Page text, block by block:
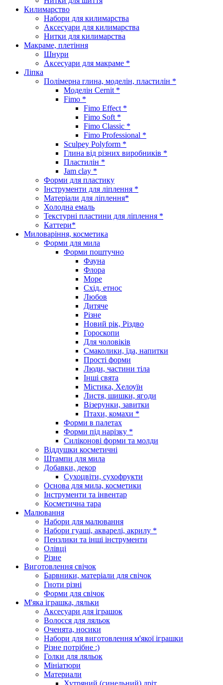
Килимарство
Набори для килимарства
Аксесуари для килимарства
Нитки для килимарства
Макраме, плетіння
Шнури
Аксесуари для макраме *
Ліпка
Полімерна глина, моделін, пластилін *
Моделін Cernit *
Fimo *
Fimo Effect *
Fimo Soft *
Fimo Classic *
Fimo Professional *
Sculpey Polyform *
Глина від різних виробників *
Пластилін *
Jam clay *
Форми для пластику
Інструменти для ліплення *
Матеріали для ліплення*
Холодна емаль
Текстурні пластини для ліплення *
Каттери*
Миловаріння, косметика
Форми для мила
Форми поштучно
Фауна
Флора
Море
Схід, етнос
Любов
Дитяче
Різне
Новий рік, Різдво
Гороскопи
Для чоловіків
Смаколики, їда, напитки
Прості форми
Люди, частини тіла
Інші свята
Містика, Хелоуїн
Листя, шишки, ягоди
Візерунки, завитки
Птахи, комахи *
Форми в палетах
Форми під нарізку *
Силіконові форми та молди
Віддушки косметичні
Штампи для мила
Добавки, декор
Сухоцвіти, сухофрукти
Основа для мила, косметики
Інструменти та інвентар
Косметична тара
Малювання
Набори для малювання
Набори гуаші, акварелі, акрилу *
Пензлики та інші інструменти
Олівці
Різне
Виготовлення свічок
Барвники, матеріали для свічок
Гноти різні
Форми для свічок
М'яка іграшка, ляльки
Аксесуари для іграшок
Волосся для ляльок
Оченята, носики
Набори для виготовлення м'якої іграшки
Різне потрібне :)
Голки для ляльок
Мініатюри
Материали
Хутряний (синельний) дріт